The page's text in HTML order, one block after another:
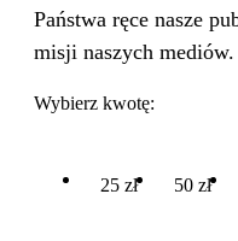
Państwa ręce nasze
misji naszych mediów.
Wybierz kwotę:
25 zł 50 zł